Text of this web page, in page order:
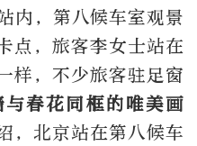
内，第八候车室观景
点，旅客李女士站在
样，不少旅客驻足窗
春花同框的唯美画
，北京站在第八候车